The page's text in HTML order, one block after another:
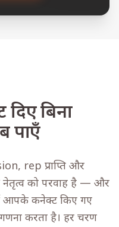
दिए बिना
पाएँ
rep प्राप्ति और
को परवाह है — और
आपके कनेक्ट किए गए
करता है। हर चरण